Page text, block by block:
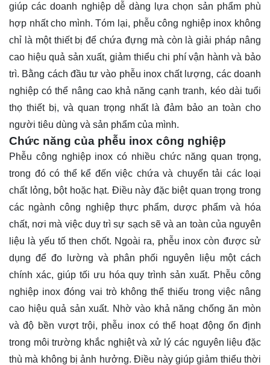
giúp các doanh nghiệp dễ dàng lựa chọn sản phẩm phù
hợp nhất cho mình. Tóm lại, phễu công nghiệp inox không
chỉ là một thiết bị để chứa đựng mà còn là giải pháp nâng
cao hiệu quả sản xuất, giảm thiểu chi phí vận hành và bảo
trì. Bằng cách đầu tư vào phễu inox chất lượng, các doanh
nghiệp có thể nâng cao khả năng cạnh tranh, kéo dài tuổi
thọ thiết bị, và quan trọng nhất là đảm bảo an toàn cho
người tiêu dùng và sản phẩm của mình.
Chức năng của phễu inox công nghiệp
Phễu công nghiệp inox có nhiều chức năng quan trọng,
trong đó có thể kể đến việc chứa và chuyển tải các loại
chất lỏng, bột hoặc hạt. Điều này đặc biệt quan trọng trong
các ngành công nghiệp thực phẩm, dược phẩm và hóa
chất, nơi mà việc duy trì sự sạch sẽ và an toàn của nguyên
liệu là yếu tố then chốt. Ngoài ra, phễu inox còn được sử
dụng để đo lường và phân phối nguyên liệu một cách
chính xác, giúp tối ưu hóa quy trình sản xuất. Phễu công
nghiệp inox đóng vai trò không thể thiếu trong việc nâng
cao hiệu quả sản xuất. Nhờ vào khả năng chống ăn mòn
và độ bền vượt trội, phễu inox có thể hoạt động ổn định
trong môi trường khắc nghiệt và xử lý các nguyên liệu đặc
thù mà không bị ảnh hưởng. Điều này giúp giảm thiểu thời